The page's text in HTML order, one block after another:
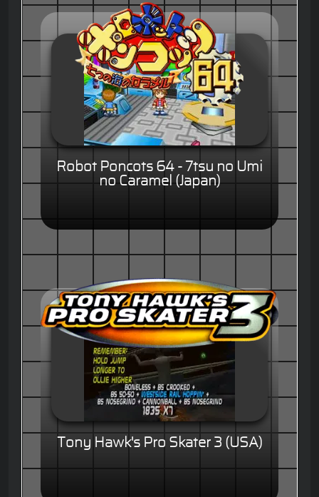
Robot Poncots 64 - 7tsu no Umi
no Caramel (Japan)
Tony Hawk's Pro Skater 3 (USA)